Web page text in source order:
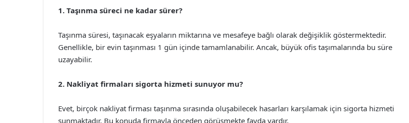
1. Taşınma süreci ne kadar sürer?
Taşınma süresi, taşınacak eşyaların miktarına ve mesafeye bağlı olarak değişiklik göstermektedir.
Genellikle, bir evin taşınması 1 gün içinde tamamlanabilir. Ancak, büyük ofis taşımalarında bu süre
uzayabilir.
2. Nakliyat firmaları sigorta hizmeti sunuyor mu?
Evet, birçok nakliyat firması taşınma sırasında oluşabilecek hasarları karşılamak için sigorta hizmeti
sunmaktadır. Bu konuda firmayla önceden görüşmekte fayda vardır.